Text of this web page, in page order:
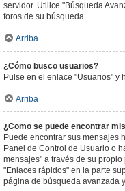
servidor. Utilice "Búsqueda
foros de su búsqueda.
Arriba
¿Cómo busco usuarios?
Pulse en el enlace "Usuarios" y
Arriba
¿Como se puede encontrar
Puede encontrar sus mensajes
Panel de Control de Usuario o
mensajes" a través de su
"Enlaces rápidos" en la parte
página de búsqueda avanzada